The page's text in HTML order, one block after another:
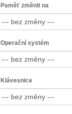
Paměť změnit na
Operační systém
Klávesnice